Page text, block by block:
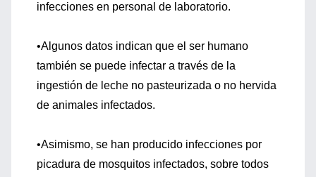
infecciones en personal de laboratorio.
•Algunos datos indican que el ser humano
también se puede infectar a través de la
ingestión de leche no pasteurizada o no hervida
de animales infectados.
•Asimismo, se han producido infecciones por
picadura de mosquitos infectados, sobre todos